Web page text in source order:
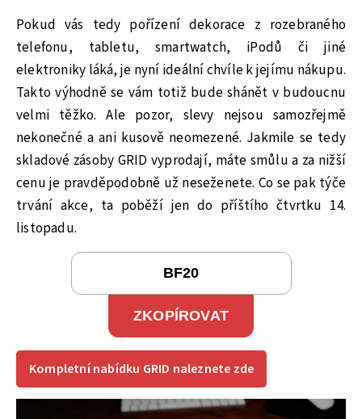
Pokud vás tedy pořízení dekorace z rozebraného
telefonu, tabletu, smartwatch, iPodů či jiné
elektroniky láká, je nyní ideální chvíle k jejímu nákupu.
Takto výhodně se vám totiž bude shánět v budoucnu
velmi těžko. Ale pozor, slevy nejsou samozřejmě
nekonečné a ani kusově neomezené. Jakmile se tedy
skladové zásoby GRID vyprodají, máte smůlu a za nižší
cenu je pravděpodobně už neseženete. Co se pak týče
trvání akce, ta poběží jen do příštího čtvrtku 14.
listopadu.
ZKOPÍROVAT
Kompletní nabídku GRID naleznete zde